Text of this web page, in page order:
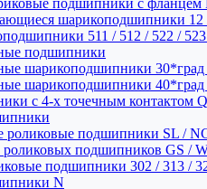
подшипники с фланцем
шарикоподшипники 12
511 / 512 / 522 /
подшипники
шарикоподшипники 30*град
шарикоподшипники 40*град
с 4-х точечным контактом
роликовые подшипники SL /
подшипников GS /
подшипники 302 / 313 /
N